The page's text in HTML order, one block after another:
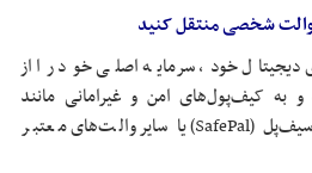
شخصی منتقل کنید
خود، سرمایه اصلی خود را از
و به کیف‌پول‌های امن وغیرامانی مانند
(Trust Wallet)، سیف‌پل (SafePal) یا سایر والت‌های معتبر